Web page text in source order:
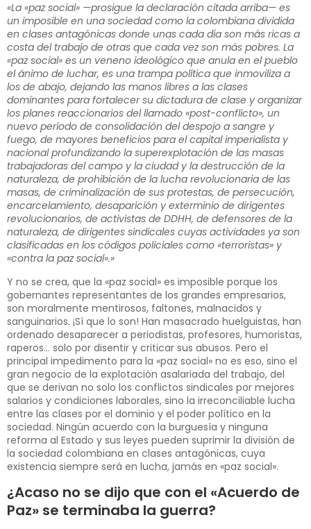
«La «paz social» —prosigue la declaración citada arriba— es
un imposible en una sociedad como la colombiana dividida
en clases antagónicas donde unas cada día son más ricas a
costa del trabajo de otras que cada vez son más pobres. La
«paz social» es un veneno ideológico que anula en el pueblo
el ánimo de luchar, es una trampa política que inmoviliza a
los de abajo, dejando las manos libres a las clases
dominantes para fortalecer su dictadura de clase y organizar
los planes reaccionarios del llamado «post-conflicto», un
nuevo período de consolidación del despojo a sangre y
fuego, de mayores beneficios para el capital imperialista y
nacional profundizando la superexplotación de las masas
trabajadoras del campo y la ciudad y la destrucción de la
naturaleza, de prohibición de la lucha revolucionaria de las
masas, de criminalización de sus protestas, de persecución,
encarcelamiento, desaparición y exterminio de dirigentes
revolucionarios, de activistas de DDHH, de defensores de la
naturaleza, de dirigentes sindicales cuyas actividades ya son
clasificadas en los códigos policiales como «terroristas» y
«contra la paz social».»
Y no se crea, que la «paz social» es imposible porque los
gobernantes representantes de los grandes empresarios,
son moralmente mentirosos, faltones, malnacidos y
sanguinarios. ¡Sí que lo son! Han masacrado huelguistas, han
ordenado desaparecer a periodistas, profesores, humoristas,
raperos… solo por disentir y criticar sus abusos. Pero el
principal impedimento para la «paz social» no es eso, sino el
gran negocio de la explotación asalariada del trabajo, del
que se derivan no solo los conflictos sindicales por mejores
salarios y condiciones laborales, sino la irreconciliable lucha
entre las clases por el dominio y el poder político en la
sociedad. Ningún acuerdo con la burguesía y ninguna
reforma al Estado y sus leyes pueden suprimir la división de
la sociedad colombiana en clases antagónicas, cuya
existencia siempre será en lucha, jamás en «paz social».
¿Acaso no se dijo que con el «Acuerdo de
Paz» se terminaba la guerra?